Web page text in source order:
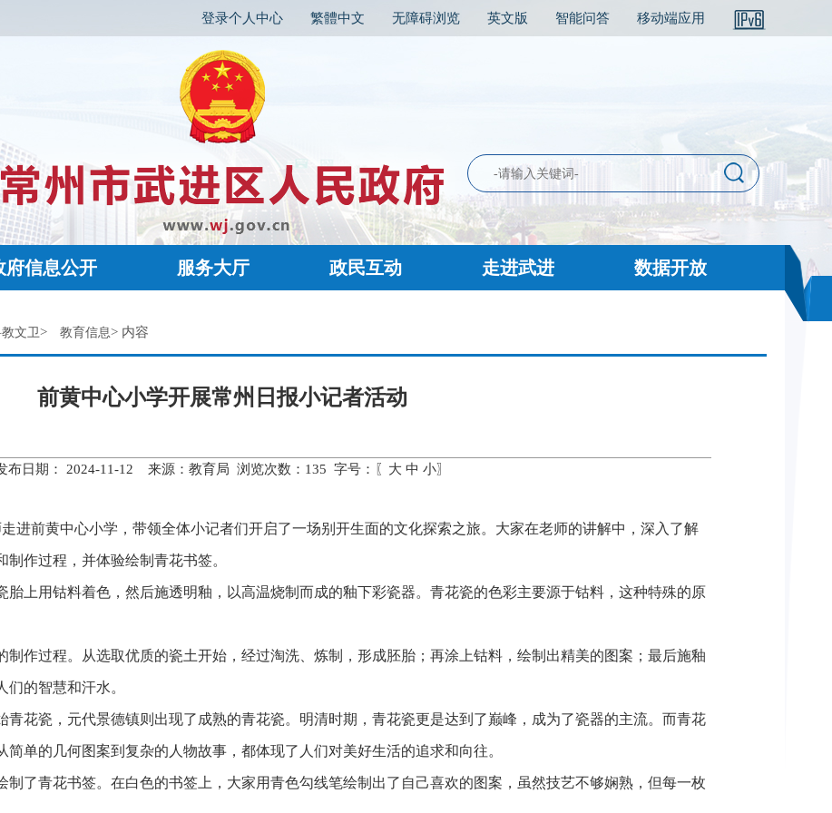
登录个人中心 繁體中文 无障碍浏览 英文版 智能问答 移动端应用
府信息公开 服务大厅 政民互动 走进武进 数据开放
文卫> 教育信息> 内容
前黄中心小学开展常州日报小记者活动
布日期： 2024-11-12 来源：教育局 浏览次数： 135 字号：〖 大 中 小〗
进前黄中心小学，带领全体小记者们开启了一场别开生面的文化探索之旅。大家在老师的讲解中，深入了解
作过程，并体验绘制青花书签。
胎上用钴料着色，然后施透明釉，以高温烧制而成的釉下彩瓷器。青花瓷的色彩主要源于钴料，这种特殊的原
制作过程。从选取优质的瓷土开始，经过淘洗、炼制，形成胚胎；再涂上钴料，绘制出精美的图案；最后施釉
的智慧和汗水。
青花瓷，元代景德镇则出现了成熟的青花瓷。明清时期，青花瓷更是达到了巅峰，成为了瓷器的主流。而青花
单的几何图案到复杂的人物故事，都体现了人们对美好生活的追求和向往。
制了青花书签。在白色的书签上，大家用青色勾线笔绘制出了自己喜欢的图案，虽然技艺不够娴熟，但每一枚